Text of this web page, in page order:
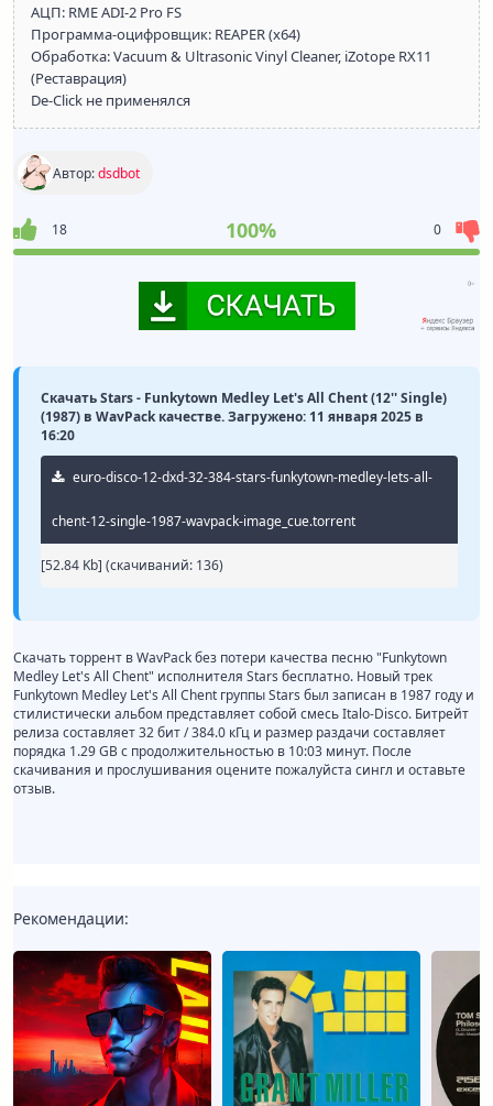
АЦП: RME ADI-2 Pro FS
Программа-оцифровщик: REAPER (x64)
Обработка: Vacuum & Ultrasonic Vinyl Cleaner, iZotope RX11
(Реставрация)
De-Click не применялся
Автор:dsdbot
18 100% 0
Скачать Stars - Funkytown Medley Let's All Chent (12'' Single)
(1987) в WavPack качестве. Загружено: 11 января 2025 в
16:20
euro-disco-12-dxd-32-384-stars-funkytown-medley-lets-all-
chent-12-single-1987-wavpack-image_cue.torrent
[52.84 Kb] (cкачиваний: 136)
Скачать торрент в WavPack без потери качества песню "Funkytown
Medley Let's All Chent" исполнителя Stars бесплатно. Новый трек
Funkytown Medley Let's All Chent группы Stars был записан в 1987 году и
стилистически альбом представляет собой смесь Italo-Disco. Битрейт
релиза составляет 32 бит / 384.0 кГц и размер раздачи составляет
порядка 1.29 GB с продолжительностью в 10:03 минут. После
скачивания и прослушивания оцените пожалуйста сингл и оставьте
отзыв.
Рекомендации: